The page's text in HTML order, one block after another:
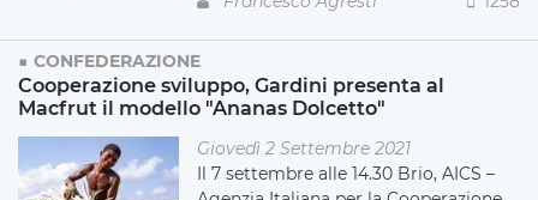
CONFEDERAZIONE
Cooperazione sviluppo, Gardini presenta al
Macfrut il modello "Ananas Dolcetto"
Giovedì 2 Settembre 2021
Il 7 settembre alle 14.30 Brio, AICS –